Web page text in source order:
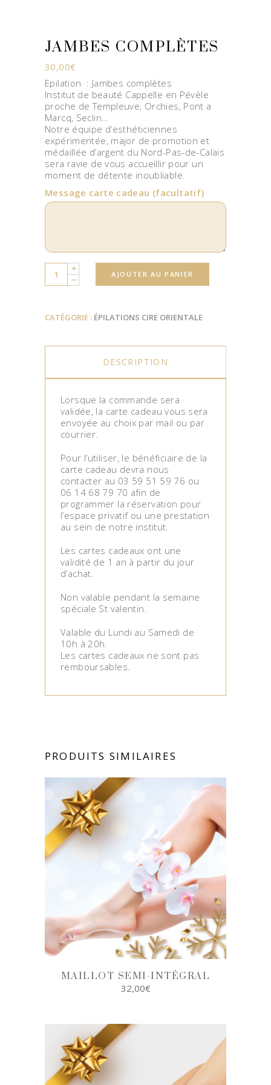
JAMBES COMPLÈTES
30,00€
Epilation : Jambes complètes
Institut de beauté Cappelle en Pévèle
proche de Templeuve, Orchies, Pont a
Marcq, Seclin…
Notre équipe d’esthéticiennes
expérimentée, major de promotion et
médaillée d’argent du Nord-Pas-de-Calais
sera ravie de vous accueillir pour un
moment de détente inoubliable.
Message carte cadeau (facultatif)
Quantity AJOUTER AU PANIER
CATÉGORIE : ÉPILATIONS CIRE ORIENTALE
DESCRIPTION
Lorsque la commande sera
validée, la carte cadeau vous sera
envoyée au choix par mail ou par
courrier.
Pour l’utiliser, le bénéficiaire de la
carte cadeau devra nous
contacter au 03 59 51 59 76 ou
06 14 68 79 70 afin de
programmer la réservation pour
l’espace privatif ou une prestation
au sein de notre institut.
Les cartes cadeaux ont une
validité de 1 an à partir du jour
d’achat.
Non valable pendant la semaine
spéciale St valentin.
Valable du Lundi au Samedi de
10h à 20h.
Les cartes cadeaux ne sont pas
remboursables.
PRODUITS SIMILAIRES
MAILLOT SEMI-INTÉGRAL
32,00€
AJOUTER AU